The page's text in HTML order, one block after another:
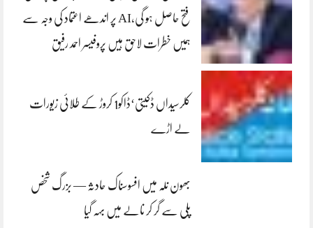
فتح حاصل ہو گی،AI پر اندھے اعتماد کی وجہ سے
ہمیں خطرات لاحق ہیں پروفیسر احمد رفیق
کلرسیداں ڈکیتی‘ڈاکو1 کروڑ کے طلائی زیورات
لے اڑے
بھون نلہ میں افسوسناک حادثہ — بزرگ شخص
پلی سے گر کر نالے میں بہہ گیا